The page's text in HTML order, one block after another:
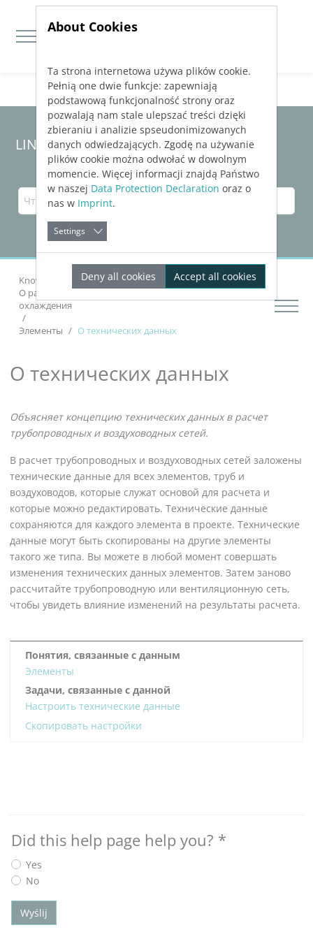
Jump directly to main navigation
Jump directly to content
LINEAR Solutions 23 для Revit
Knowledge Base Revit
Рассчитать сети
О расчетах трубопроводных сетей отопления и
охлаждения
Элементы О технических данных
О технических данных
Объясняет концепцию технических данных в расчет
трубопроводных и воздуховодных сетей.
В расчет трубопроводных и воздуховодных сетей заложены
технические данные для всех элементов, труб и
воздуховодов, которые служат основой для расчета и
которые можно редактировать. Технические данные
сохраняются для каждого элемента в проекте. Технические
данные могут быть скопированы на другие элементы
такого же типа. Вы можете в любой момент совершать
изменения технических данных элементов. Затем заново
рассчитайте трубопроводную или вентиляционную сеть,
чтобы увидеть влияние изменений на результаты расчета.
Понятия, связанные с данным
Элементы
Задачи, связанные с данной
Настроить технические данные
Скопировать настройки
Did this help page help you? *
Yes
No
Wyślij
About Cookies
Ta strona internetowa używa plików cookie.
Pełnią one dwie funkcje: zapewniają
podstawową funkcjonalność strony oraz
pozwalają nam stale ulepszać treści dzięki
zbieraniu i analizie spseudonimizowanych
danych odwiedzających. Zgodę na używanie
plików cookie można odwołać w dowolnym
momencie. Więcej informacji znajdą Państwo
w naszej Data Protection Declaration oraz o
nas w Imprint.
Settings
Deny all cookies Accept all cookies